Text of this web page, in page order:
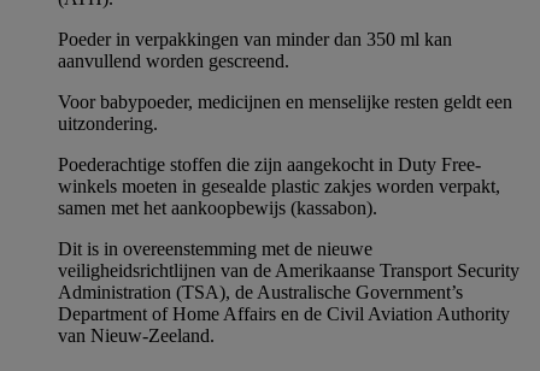
Poeder in verpakkingen van minder dan 350 ml kan
aanvullend worden gescreend.
Voor babypoeder, medicijnen en menselijke resten geldt een
uitzondering.
Poederachtige stoffen die zijn aangekocht in Duty Free-
winkels moeten in gesealde plastic zakjes worden verpakt,
samen met het aankoopbewijs (kassabon).
Dit is in overeenstemming met de nieuwe
veiligheidsrichtlijnen van de Amerikaanse Transport Security
Administration (TSA), de Australische Government’s
Department of Home Affairs en de Civil Aviation Authority
van Nieuw-Zeeland.